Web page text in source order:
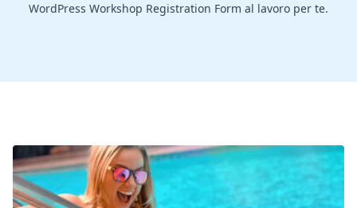
WordPress Workshop Registration Form al lavoro per te.